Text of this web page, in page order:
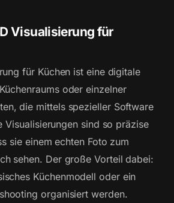
Visualisierung für
für Küchen ist eine digitale
oder einzelner
die mittels spezieller Software
Visualisierungen sind so präzise
sie einem echten Foto zum
sehen. Der große Vorteil dabei:
Küchenmodell oder ein
organisiert werden.